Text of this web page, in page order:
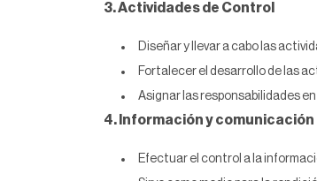
3. Actividades de Control
Diseñar y llevar a cabo las
Fortalecer el desarrollo de las
Asignar las responsabilidades
4. Información y comunicación
Efectuar el control a la